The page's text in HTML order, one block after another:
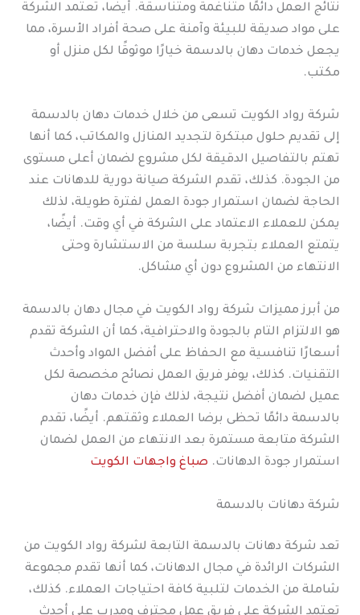
نتائج العمل دائمًا متناغمة ومتناسقة. أيضًا، تعتمد الشركة
على مواد صديقة للبيئة وآمنة على صحة أفراد الأسرة، مما
يجعل خدمات دهان بالدسمة خيارًا موثوقًا لكل منزل أو
مكتب.
شركة رواد الكويت تسعى من خلال خدمات دهان بالدسمة
إلى تقديم حلول مبتكرة لتجديد المنازل والمكاتب، كما أنها
تهتم بالتفاصيل الدقيقة لكل مشروع لضمان أعلى مستوى
من الجودة. كذلك، تقدم الشركة صيانة دورية للدهانات عند
الحاجة لضمان استمرار جودة العمل لفترة طويلة، لذلك
يمكن للعملاء الاعتماد على الشركة في أي وقت. أيضًا،
يتمتع العملاء بتجربة سلسة من الاستشارة وحتى
الانتهاء من المشروع دون أي مشاكل.
من أبرز مميزات شركة رواد الكويت في مجال دهان بالدسمة
هو الالتزام التام بالجودة والاحترافية، كما أن الشركة تقدم
أسعارًا تنافسية مع الحفاظ على أفضل المواد وأحدث
التقنيات. كذلك، يوفر فريق العمل نصائح مخصصة لكل
عميل لضمان أفضل نتيجة، لذلك فإن خدمات دهان
بالدسمة دائمًا تحظى برضا العملاء وثقتهم. أيضًا، تقدم
الشركة متابعة مستمرة بعد الانتهاء من العمل لضمان
استمرار جودة الدهانات. صباغ واجهات الكويت
شركة دهانات بالدسمة
تعد شركة دهانات بالدسمة التابعة لشركة رواد الكويت من
الشركات الرائدة في مجال الدهانات، كما أنها تقدم مجموعة
شاملة من الخدمات لتلبية كافة احتياجات العملاء. كذلك،